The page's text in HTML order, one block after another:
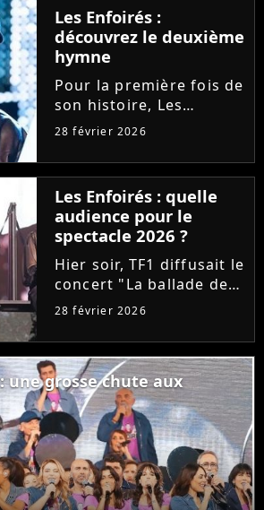
le CD/DVD au profit des
Restos du Coeur, ce
célèbre...
Les Enfoirés :
découvrez le deuxième
hymne
Pour la première fois de
son histoire, Les
Enfoirés ont le droit à
année. Après "Tout se
casse" par Santa,
découvrez la chanson
"L'île aux trésors",
signée Gaëtan...
28 février 2026
Les Enfoirés : quelle
audience pour le
spectacle 2026 ?
Hier soir, TF1 diffusait le
concert "La ballade des
Enfoirés". Après une
la troupe a-t-elle signé
un succès d'audience ?
Tous les chiffres sur
Purecharts !
28 février 2026
une grosse chute aux